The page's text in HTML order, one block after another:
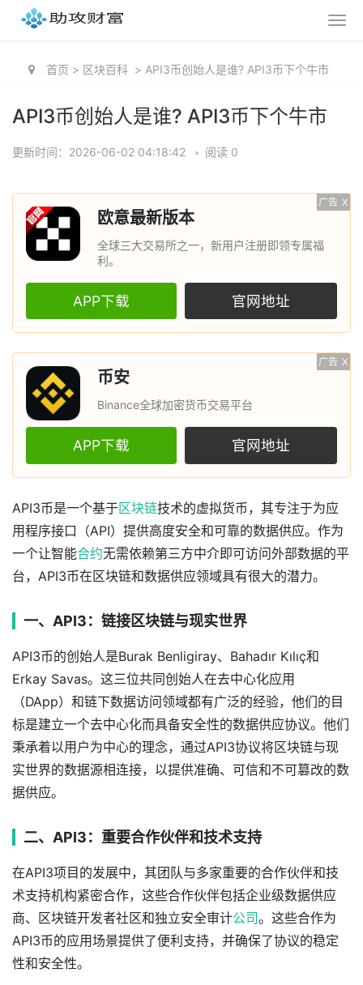
首页 > 区块百科 > API3币创始人是谁? API3币下个牛市
API3币创始人是谁? API3币下个牛市
更新时间：2026-06-02 04:18:42 • 阅读 0
广告 X
欧意最新版本
全球三大交易所之一，新用户注册即领专属福
利。
APP下载 官网地址
广告 X
币安
Binance全球加密货币交易平台
APP下载 官网地址
API3币是一个基于区块链技术的虚拟货币，其专注于为应
用程序接口（API）提供高度安全和可靠的数据供应。作为
一个让智能合约无需依赖第三方中介即可访问外部数据的平
台，API3币在区块链和数据供应领域具有很大的潜力。
一、API3：链接区块链与现实世界
API3币的创始人是Burak Benligiray、Bahadır Kılıç和
Erkay Savas。这三位共同创始人在去中心化应用
（DApp）和链下数据访问领域都有广泛的经验，他们的目
标是建立一个去中心化而具备安全性的数据供应协议。他们
秉承着以用户为中心的理念，通过API3协议将区块链与现
实世界的数据源相连接，以提供准确、可信和不可篡改的数
据供应。
二、API3：重要合作伙伴和技术支持
在API3项目的发展中，其团队与多家重要的合作伙伴和技
术支持机构紧密合作，这些合作伙伴包括企业级数据供应
商、区块链开发者社区和独立安全审计公司。这些合作为
API3币的应用场景提供了便利支持，并确保了协议的稳定
性和安全性。